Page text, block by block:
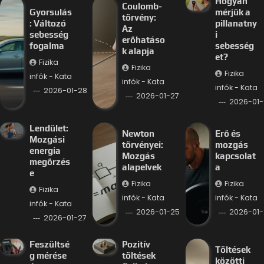
Gyorsulás
: Változó
sebesség
fogalma
Fizika
infók - Kata
2026-01-28
Coulomb-
törvény:
Az
erőhatáso
k alapja
Fizika
infók - Kata
2026-01-27
mérjük a
pillanatny
i
sebesség
et?
Fizika
infók - Kata
2026-
Lendület:
Mozgási
energia
megőrzés
e
Fizika
infók - Kata
2026-01-27
Newton
törvényei:
Mozgás
alapelvek
Fizika
infók - Kata
2026-01-25
Erő és
mozgás
kapcsolat
a
Fizika
infók - Kata
2026-
Feszültsé
g mérése
Pozitív
töltések
Töltések
közötti